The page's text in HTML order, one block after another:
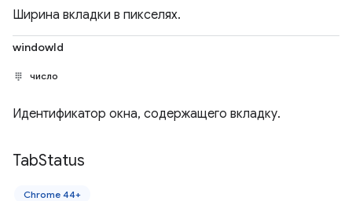
Ширина вкладки в пикселях.
windowId
число
Идентификатор окна, содержащего вкладку.
TabStatus
Chrome 44+